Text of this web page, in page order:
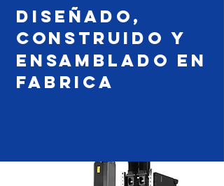
diseñado,
construido y
ensamblado en
fabrica